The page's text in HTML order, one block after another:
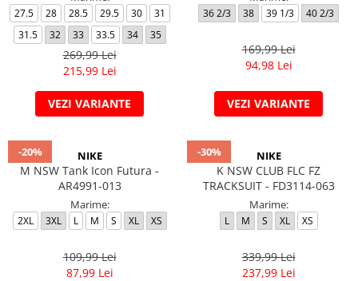
27.5 28 28.5 29.5 30
31
31.5
32 33 33.5 34 35
269,99 Lei
215,99 Lei
VEZI VARIANTE
36 2/3 38 39 1/3 40 2/3
169,99 Lei
94,98 Lei
VEZI VARIANTE
-20% NIKE
M NSW Tank Icon Futura -
AR4991-013
Marime:
2XL 3XL L M S XL XS
109,99 Lei
87,99 Lei
-30% NIKE
K NSW CLUB FLC FZ
TRACKSUIT - FD3114-063
Marime:
L M S XL XS
339,99 Lei
237,99 Lei